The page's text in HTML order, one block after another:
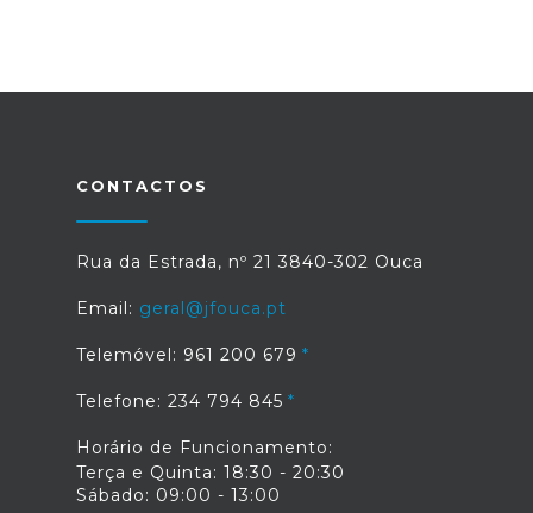
CONTACTOS
Rua da Estrada, nº 21 3840-302 Ouca
Email: geral@jfouca.pt
Telemóvel: 961 200 679
Telefone: 234 794 845
Horário de Funcionamento:
Terça e Quinta: 18:30 - 20:30
Sábado: 09:00 - 13:00